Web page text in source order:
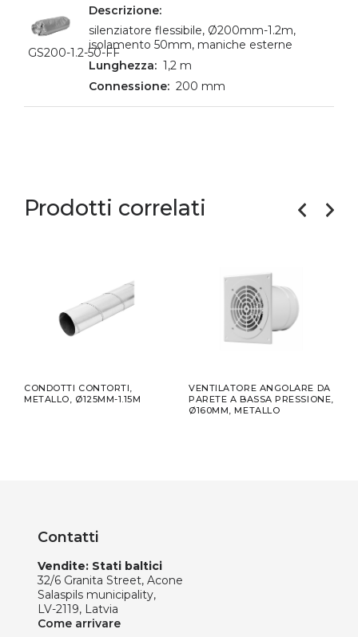
GS200-1.2-50-FF
silenziatore flessibile, Ø200mm-1.2m,
isolamento 50mm, maniche esterne
1,2 m
200 mm
Prodotti correlati
CONDOTTI CONTORTI,
METALLO, Ø125MM-1.15M
VENTILATORE ANGOLARE DA
PARETE A BASSA PRESSIONE,
Ø160MM, METALLO
Contatti
Vendite: Stati baltici
32/6 Granita Street, Acone
Salaspils municipality,
LV-2119, Latvia
Come arrivare